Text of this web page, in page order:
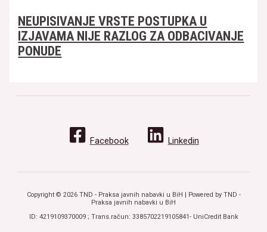
NEUPISIVANJE VRSTE POSTUPKA U
IZJAVAMA NIJE RAZLOG ZA ODBACIVANJE
PONUDE
Facebook Linkedin
Copyright © 2026 TND - Praksa javnih nabavki u BiH | Powered by TND -
Praksa javnih nabavki u BiH
ID: 4219109370009 ; Trans.račun: 3385702219105841- UniCredit Bank